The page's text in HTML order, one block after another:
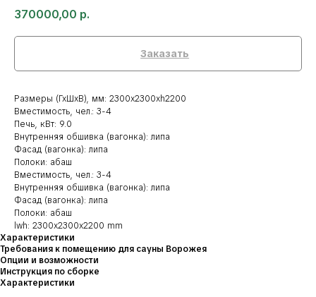
370000,00 р.
Заказать
Размеры (ГхШхВ), мм: 2300х2300хh2200
Вместимость, чел.: 3-4
Печь, кВт: 9.0
Внутренняя обшивка (вагонка): липа
Фасад (вагонка): липа
Полоки: абаш
Вместимость, чел.: 3-4
Внутренняя обшивка (вагонка): липа
Фасад (вагонка): липа
Полоки: абаш
lwh: 2300x2300x2200 mm
Характеристики
Требования к помещению для сауны Ворожея
Опции и возможности
Инструкция по сборке
Характеристики